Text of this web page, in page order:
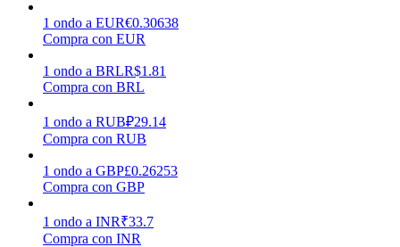
Power Piggy
Gana recompensas competitivas diariamente
1 ondo a EUR€0.30638
Compra con EUR
1 ondo a BRLR$1.81
Compra con BRL
1 ondo a RUB₽29.14
Compra con RUB
1 ondo a GBP£0.26253
Compra con GBP
1 ondo a INR₹33.7
Compra con INR